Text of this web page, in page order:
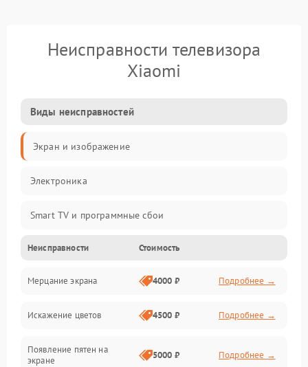
Неисправности телевизора
Xiaomi
Виды неисправностей
Экран и изображение
Электроника
Smart TV и программные сбои
Питание и запуск
Подсветка и LED-модули
Звук и аудиосистема
Сигнал и приём каналов
Неисправности Стоимость
Мерцание экрана 4000 ₽ Подробнее →
Искажение цветов 4500 ₽ Подробнее →
Появление пятен на
экране
5000 ₽ Подробнее →